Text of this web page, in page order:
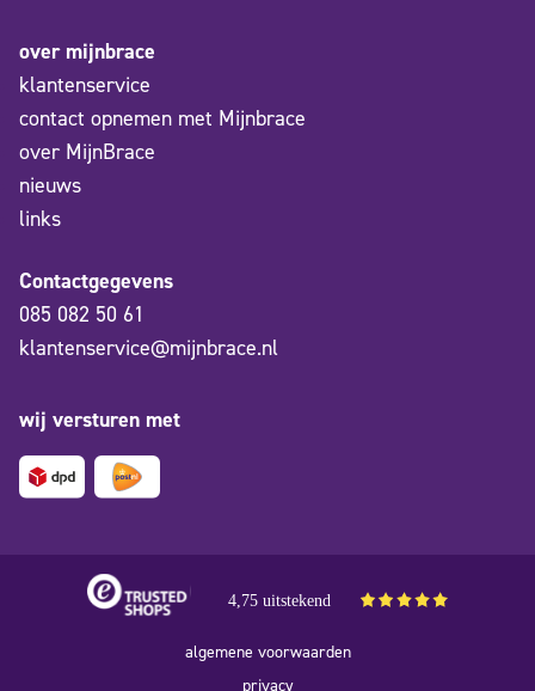
over mijnbrace
klantenservice
contact opnemen met Mijnbrace
over MijnBrace
nieuws
links
Contactgegevens
085 082 50 61
klantenservice@mijnbrace.nl
wij versturen met
4,75 uitstekend
algemene voorwaarden
privacy